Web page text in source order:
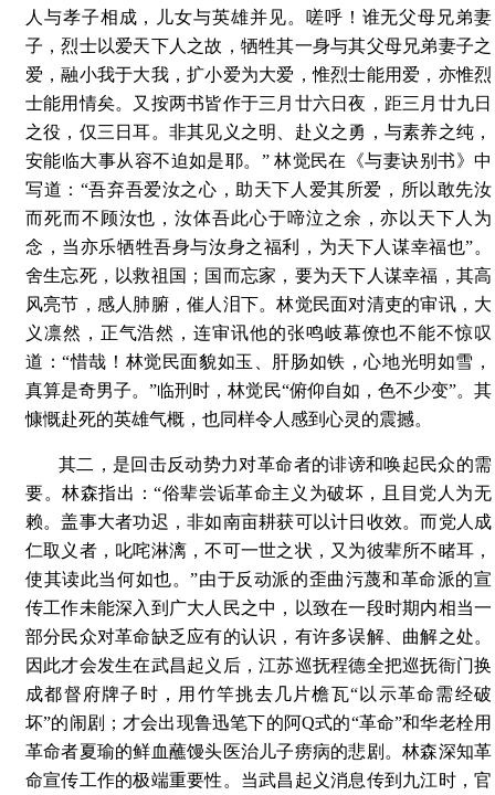
人与孝子相成，儿女与英雄并见。嗟呼！谁无父母兄弟妻
子，烈士以爱天下人之故，牺牲其一身与其父母兄弟妻子之
爱，融小我于大我，扩小爱为大爱，惟烈士能用爱，亦惟烈
士能用情矣。又按两书皆作于三月廿六日夜，距三月廿九日
之役，仅三日耳。非其见义之明、赴义之勇，与素养之纯，
安能临大事从容不迫如是耶。” 林觉民在《与妻诀别书》中
写道：“吾弃吾爱汝之心，助天下人爱其所爱，所以敢先汝
而死而不顾汝也，汝体吾此心于啼泣之余，亦以天下人为
念，当亦乐牺牲吾身与汝身之福利，为天下人谋幸福也”。
舍生忘死，以救祖国；国而忘家，要为天下人谋幸福，其高
风亮节，感人肺腑，催人泪下。林觉民面对清吏的审讯，大
义凛然，正气浩然，连审讯他的张鸣岐幕僚也不能不惊叹
道：“惜哉！林觉民面貌如玉、肝肠如铁，心地光明如雪，
真算是奇男子。”临刑时，林觉民“俯仰自如，色不少变”。其
慷慨赴死的英雄气概，也同样令人感到心灵的震撼。
其二，是回击反动势力对革命者的诽谤和唤起民众的需
要。林森指出：“俗辈尝诟革命主义为破坏，且目党人为无
赖。盖事大者功迟，非如南亩耕获可以计日收效。而党人成
仁取义者，叱咤淋漓，不可一世之状，又为彼辈所不睹耳，
使其读此当何如也。”由于反动派的歪曲污蔑和革命派的宣
传工作未能深入到广大人民之中，以致在一段时期内相当一
部分民众对革命缺乏应有的认识，有许多误解、曲解之处。
因此才会发生在武昌起义后，江苏巡抚程德全把巡抚衙门换
成都督府牌子时，用竹竿挑去几片檐瓦“以示革命需经破
坏”的闹剧；才会出现鲁迅笔下的阿Q式的“革命”和华老栓用
革命者夏瑜的鲜血蘸馒头医治儿子痨病的悲剧。林森深知革
命宣传工作的极端重要性。当武昌起义消息传到九江时，官